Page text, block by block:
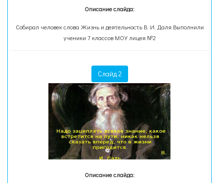
Описание слайда:
Собирал человек слова Жизнь и деятельность В. И. Даля Выполнили
ученики 7 классов МОУ лицея №2
Слайд 2
Описание слайда: